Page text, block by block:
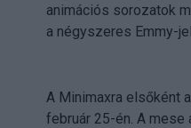
animációs sorozatok
a négyszeres Emmy-
A Minimaxra elsőként
február 25-én. A mese